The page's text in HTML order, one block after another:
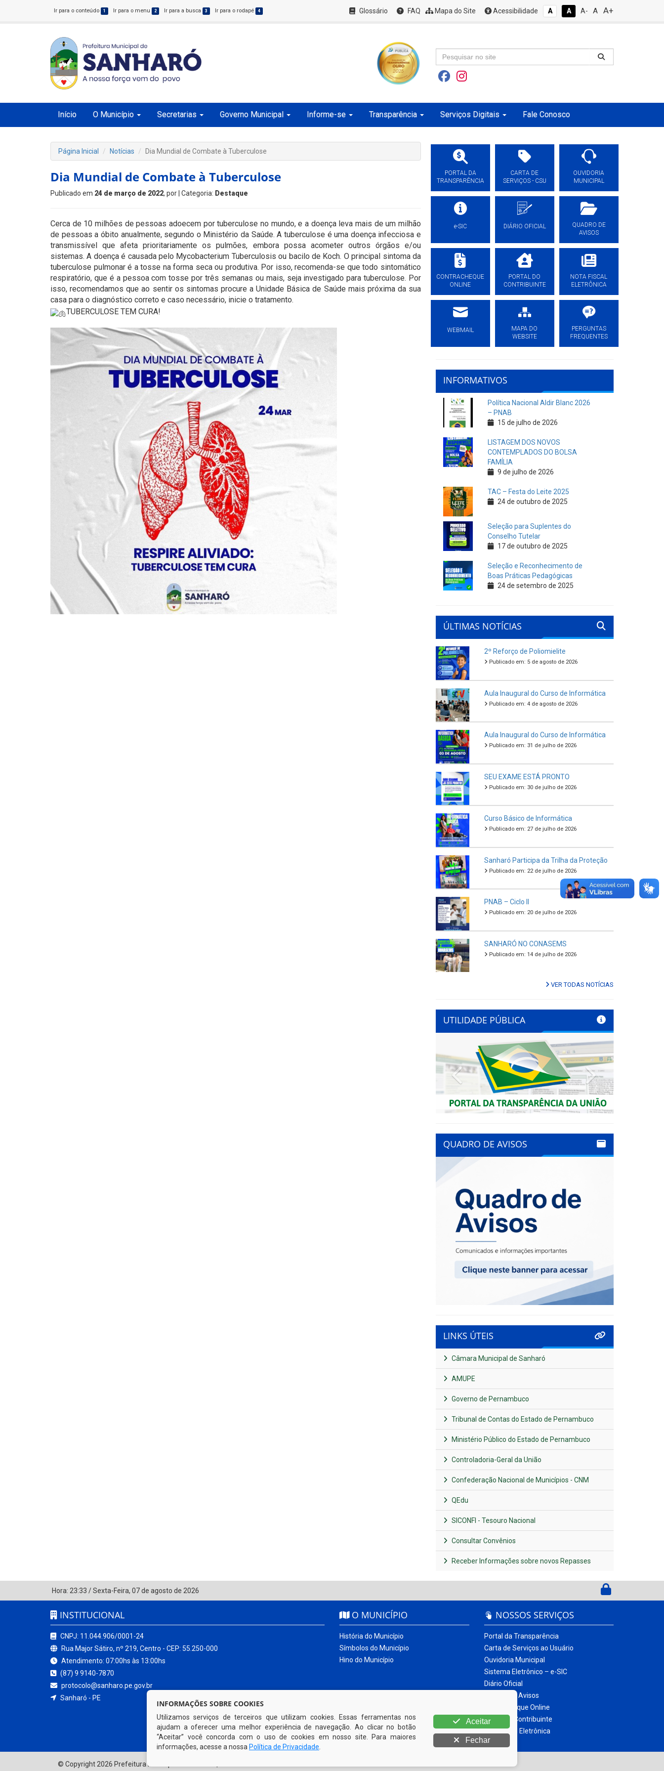
Ir para o conteúdo 1 Ir para o menu 2 Ir para a busca 3 Ir para o rodapé 4 Glossário FAQ Mapa do Site Acessibilidade A A A- A A+
Início O Município Secretarias Governo Municipal Informe-se Transparência Serviços Digitais Fale Conosco
Página Inicial Notícias Dia Mundial de Combate à Tuberculose
Dia Mundial de Combate à Tuberculose
Publicado em 24 de março de 2022, por | Categoria: Destaque
Cerca de 10 milhões de pessoas adoecem por tuberculose no mundo, e a doença leva mais de um milhão
de pessoas a óbito anualmente, segundo o Ministério da Saúde. A tuberculose é uma doença infecciosa e
transmissível que afeta prioritariamente os pulmões, embora possa acometer outros órgãos e/ou
sistemas. A doença é causada pelo Mycobacterium Tuberculosis ou bacilo de Koch. O principal sintoma da
tuberculose pulmonar é a tosse na forma seca ou produtiva. Por isso, recomenda-se que todo sintomático
respiratório, que é a pessoa com tosse por três semanas ou mais, seja investigado para tuberculose. Por
isso, recomendamos que ao sentir os sintomas procure a Unidade Básica de Saúde mais próxima da sua
casa para o diagnóstico correto e caso necessário, inicie o tratamento.
TUBERCULOSE TEM CURA!
PORTAL DA
TRANSPARÊNCIA
CARTA DE
SERVIÇOS - CSU
OUVIDORIA
MUNICIPAL
e-SIC DIÁRIO OFICIAL
QUADRO DE
AVISOS
CONTRACHEQUE
ONLINE
PORTAL DO
CONTRIBUINTE
NOTA FISCAL
ELETRÔNICA
WEBMAIL
MAPA DO
WEBSITE
PERGUNTAS
FREQUENTES
INFORMATIVOS
Política Nacional Aldir Blanc 2026
– PNAB
15 de julho de 2026
LISTAGEM DOS NOVOS
CONTEMPLADOS DO BOLSA
FAMÍLIA
9 de julho de 2026
TAC – Festa do Leite 2025
24 de outubro de 2025
Seleção para Suplentes do
Conselho Tutelar
17 de outubro de 2025
Seleção e Reconhecimento de
Boas Práticas Pedagógicas
24 de setembro de 2025
ÚLTIMAS NOTÍCIAS
2º Reforço de Poliomielite
Publicado em: 5 de agosto de 2026
Aula Inaugural do Curso de Informática
Publicado em: 4 de agosto de 2026
Aula Inaugural do Curso de Informática
Publicado em: 31 de julho de 2026
SEU EXAME ESTÁ PRONTO
Publicado em: 30 de julho de 2026
Curso Básico de Informática
Publicado em: 27 de julho de 2026
Sanharó Participa da Trilha da Proteção
Publicado em: 22 de julho de 2026
PNAB – Ciclo II
Publicado em: 20 de julho de 2026
SANHARÓ NO CONASEMS
Publicado em: 14 de julho de 2026
VER TODAS NOTÍCIAS
UTILIDADE PÚBLICA
Previous Next
QUADRO DE AVISOS
LINKS ÚTEIS
Câmara Municipal de Sanharó
AMUPE
Governo de Pernambuco
Tribunal de Contas do Estado de Pernambuco
Ministério Público do Estado de Pernambuco
Controladoria-Geral da União
Confederação Nacional de Municípios - CNM
QEdu
SICONFI - Tesouro Nacional
Consultar Convênios
Receber Informações sobre novos Repasses
Hora: 23:33 /Sexta-Feira, 07 de agosto de 2026
INSTITUCIONAL
CNPJ: 11.044.906/0001-24
Rua Major Sátiro, nº 219, Centro - CEP: 55.250-000
Atendimento: 07:00hs às 13:00hs
(87) 9 9140-7870
protocolo@sanharo.pe.gov.br
Sanharó - PE
O MUNICÍPIO
História do Município
Símbolos do Município
Hino do Município
NOSSOS SERVIÇOS
Portal da Transparência
Carta de Serviços ao Usuário
Ouvidoria Municipal
Sistema Eletrônico – e-SIC
Diário Oficial
Quadro de Avisos
Contracheque Online
Portal do Contribuinte
Nota Fiscal Eletrônica
© Copyright 2026 Prefeitura Municipal de Sanharó | Todos os direitos reservados
INFORMAÇÕES SOBRE COOKIES
Utilizamos serviços de terceiros que utilizam cookies. Essas ferramentas nos
ajudam a oferecer uma melhor experiência de navegação. Ao clicar no botão
“Aceitar” você concorda com o uso de cookies em nosso site. Para maiores
informações, acesse a nossa Política de Privacidade
Aceitar
Fechar